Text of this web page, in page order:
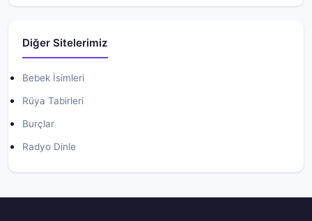
Diğer Sitelerimiz
Bebek İsimleri
Rüya Tabirleri
Burçlar
Radyo Dinle